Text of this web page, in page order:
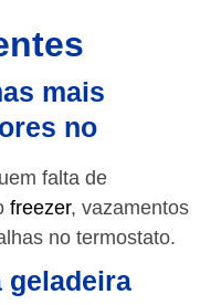
mais
no
falta de
freezer, vazamentos
no termostato.
geladeira